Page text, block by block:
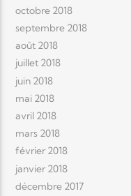
octobre 2018
septembre 2018
août 2018
juillet 2018
juin 2018
mai 2018
avril 2018
mars 2018
février 2018
janvier 2018
décembre 2017